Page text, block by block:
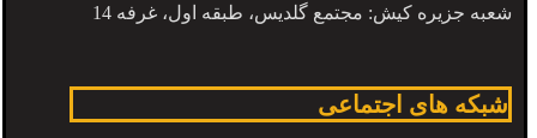
شعبه جزیره کیش: مجتمع گلدیس، طبقه اول، غرفه 14
شبکه های اجتماعی